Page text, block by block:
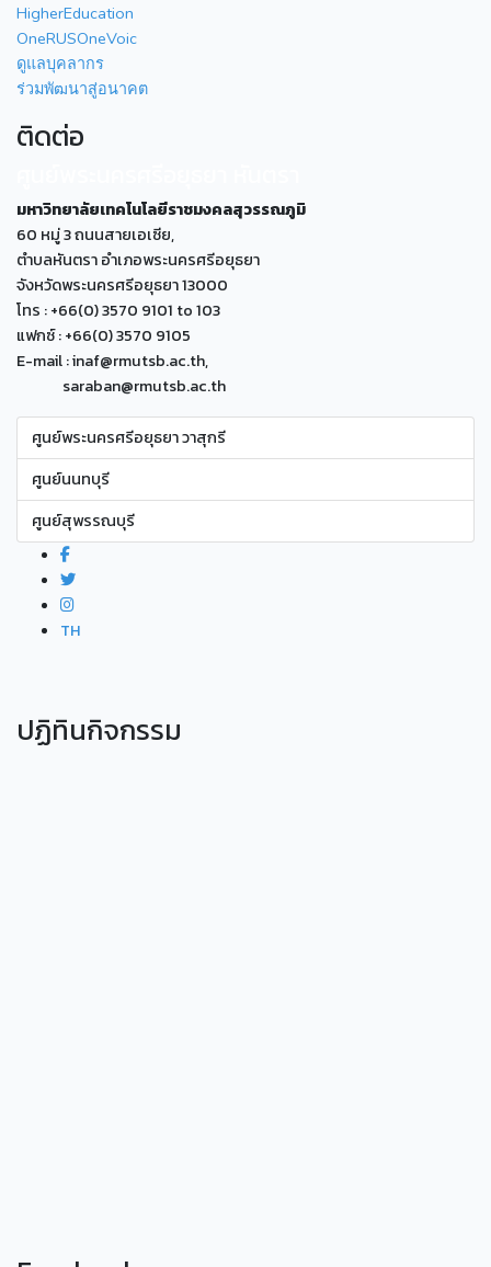
HigherEducation
OneRUSOneVoic
ดูแลบุคลากร
ร่วมพัฒนาสู่อนาคต
ติดต่อ
มหาวิทยาลัยเทคโนโลยีราชมงคลสุวรรณภูมิ
60 หมู่ 3 ถนนสายเอเซีย,
ตำบลหันตรา อำเภอพระนครศรีอยุธยา
จังหวัดพระนครศรีอยุธยา 13000
โทร : +66(0) 3570 9101 to 103
แฟกซ์ : +66(0) 3570 9105
E-mail : inaf@rmutsb.ac.th,
saraban@rmutsb.ac.th
ศูนย์พระนครศรีอยุธยา วาสุกรี
ศูนย์นนทบุรี
ศูนย์สุพรรณบุรี
TH
ปฏิทินกิจกรรม